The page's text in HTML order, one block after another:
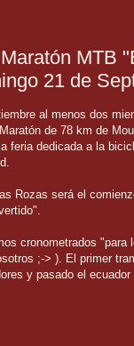
MTB
21 de
al menos dos
de 78 km de
feria dedicada a la
Rozas será el
cronometrados "para
;-> ). El primer
y pasado el